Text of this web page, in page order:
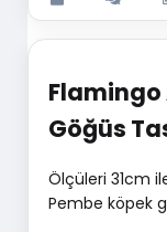
Flamingo
Göğüs
Ölçüleri 31cm
Pembe köpek